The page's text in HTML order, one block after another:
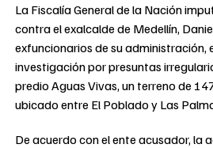
La Fiscalía General de la Nación
contra el exalcalde de Medellín,
exfuncionarios de su administración,
investigación por presuntas
predio Aguas Vivas, un terreno de
ubicado entre El Poblado y Las
De acuerdo con el ente acusador, la